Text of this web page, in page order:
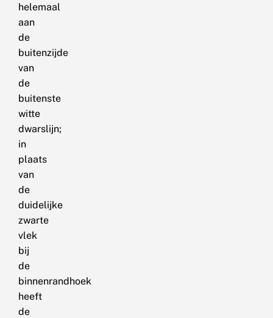
helemaal
aan
de
buitenzijde
van
de
buitenste
witte
dwarslijn;
in
plaats
van
de
duidelijke
zwarte
vlek
bij
de
binnenrandhoek
heeft
de